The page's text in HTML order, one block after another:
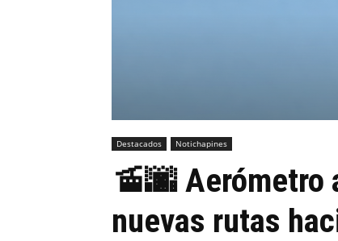
Destacados Notichapines
🚡🌆 Aerómetro
nuevas rutas